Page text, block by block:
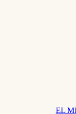
EL